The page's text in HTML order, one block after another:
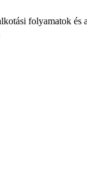
folyamatok és